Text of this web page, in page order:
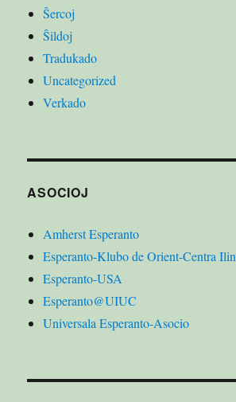
Ŝercoj
Ŝildoj
Tradukado
Uncategorized
Verkado
ASOCIOJ
Amherst Esperanto
Esperanto-Klubo de Orient-Centra
Esperanto-USA
Esperanto@UIUC
Universala Esperanto-Asocio